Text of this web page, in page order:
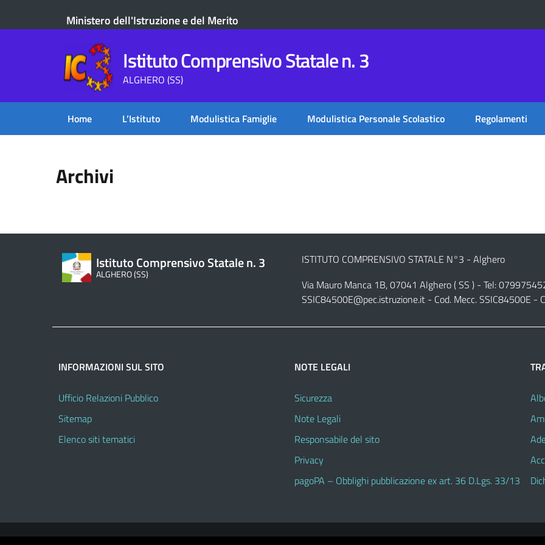
Ministero dell'Istruzione e del Merito
Istituto Comprensivo Statale n. 3
ALGHERO (SS)
Home L’Istituto Modulistica Famiglie Modulistica Personale Scolastico Regolamenti
Archivi
Istituto Comprensivo Statale n. 3
ALGHERO (SS)
ISTITUTO COMPRENSIVO STATALE N°3 - Alghero
Via Mauro Manca 1B, 07041 Alghero ( SS ) - Tel:
SSIC84500E@pec.istruzione.it- Cod. Mecc. SSIC84500E -
INFORMAZIONI SUL SITO
Ufficio Relazioni Pubblico
Sitemap
Elenco siti tematici
NOTE LEGALI
Sicurezza
Note Legali
Responsabile del sito
Privacy
pagoPA – Obblighi pubblicazione ex art. 36 D.Lgs. 33/13